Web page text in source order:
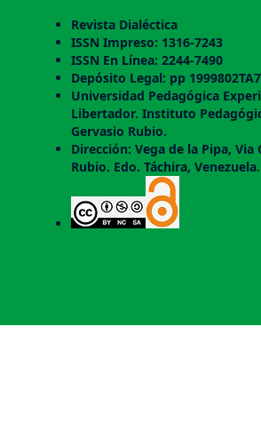
Revista Dialéctica
ISSN Impreso: 1316-7243
ISSN En Línea: 2244-7490
Depósito Legal: pp
Universidad Pedagógica
Libertador. Instituto
Gervasio Rubio.
Dirección: Vega de la Pipa, Via
Rubio. Edo. Táchira, Venezuela.